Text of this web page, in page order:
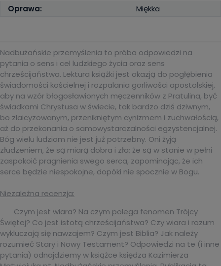
Oprawa: Miękka
Nadbużańskie przemyślenia to próba odpowiedzi na
pytania o sens i cel ludzkiego życia oraz sens
chrześcijaństwa. Lektura książki jest okazją do pogłębienia
świadomości kościelnej i rozpalania gorliwości apostolskiej,
aby na wzór błogosławionych męczenników z Pratulina, być
świadkami Chrystusa w świecie, tak bardzo dziś dziwnym,
bo zlaicyzowanym, przenikniętym cynizmem i zuchwałością,
aż do przekonania o samowystarczalności egzystencjalnej.
Bóg wielu ludziom nie jest już potrzebny. Oni żyją
złudzeniem, że są miarą dobra i zła; że są w stanie w pełni
zaspokoić pragnienia swego serca, zapominając, że ich
serce będzie niespokojne, dopóki nie spocznie w Bogu.
Niezależna recenzja:
Czym jest wiara? Na czym polega fenomen Trójcy
Świętej? Co jest istotą chrześcijaństwa? Czy wiara i rozum
wykluczają się nawzajem? Czym jest Biblia? Jak należy
rozumieć Stary i Nowy Testament? Odpowiedzi na te (i inne
pytania) odnajdziemy w książce księdza Kazimierza